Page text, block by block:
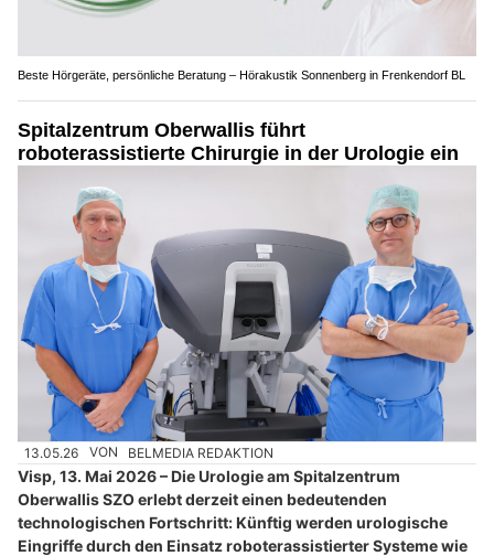
Beste Hörgeräte, persönliche Beratung – Hörakustik Sonnenberg in Frenkendorf BL
Spitalzentrum Oberwallis führt
roboterassistierte Chirurgie in der Urologie ein
13.05.26 VON BELMEDIA REDAKTION
Visp, 13. Mai 2026 – Die Urologie am Spitalzentrum
Oberwallis SZO erlebt derzeit einen bedeutenden
technologischen Fortschritt: Künftig werden urologische
Eingriffe durch den Einsatz roboterassistierter Systeme wie